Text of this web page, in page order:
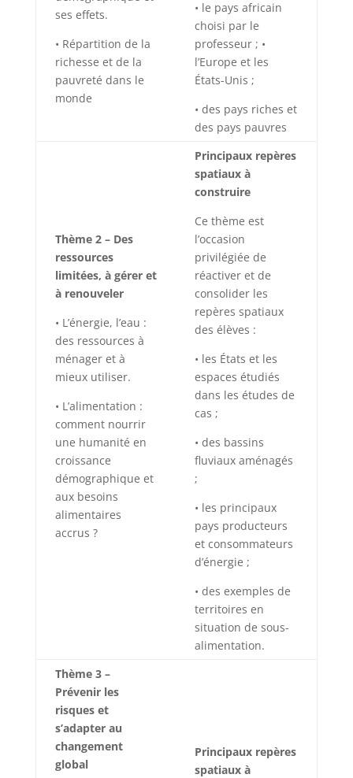
ses effets.
• Répartition de la
richesse et de la
pauvreté dans le
monde
• le pays africain
choisi par le
professeur ; •
l’Europe et les
États-Unis ;
• des pays riches et
des pays pauvres
Thème 2 – Des
ressources
limitées, à gérer et
à renouveler
• L’énergie, l’eau :
des ressources à
ménager et à
mieux utiliser.
• L’alimentation :
comment nourrir
une humanité en
croissance
démographique et
aux besoins
alimentaires
accrus ?
Principaux repères
spatiaux à
construire
Ce thème est
l’occasion
privilégiée de
réactiver et de
consolider les
repères spatiaux
des élèves :
• les États et les
espaces étudiés
dans les études de
cas ;
• des bassins
fluviaux aménagés
;
• les principaux
pays producteurs
et consommateurs
d’énergie ;
• des exemples de
territoires en
situation de sous-
alimentation.
Thème 3 –
Prévenir les
risques et
s’adapter au
changement
global
Principaux repères
spatiaux à